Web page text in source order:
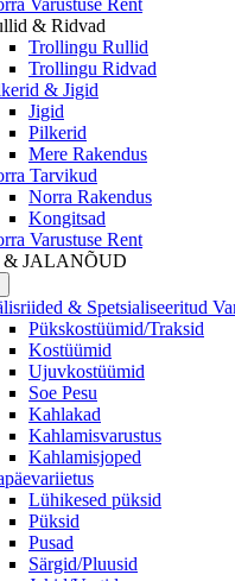
Varustuse Rent
& Ridvad
Trollingu Rullid
Trollingu Ridvad
& Jigid
Jigid
Pilkerid
Mere Rakendus
Tarvikud
Norra Rakendus
Kongitsad
Varustuse Rent
JALANÕUD
& Spetsialiseeritud
Pükskostüümid/Traksid
Kostüümid
Ujuvkostüümid
Soe Pesu
Kahlakad
Kahlamisvarustus
Kahlamisjoped
Lühikesed püksid
Püksid
Pusad
Särgid/Pluusid